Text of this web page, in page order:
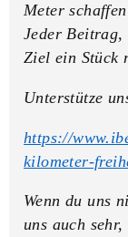
Meter
Jeder Beitrag,
Ziel ein Stück
Unterstütze
https://
kilometer-
Wenn du uns
uns auch